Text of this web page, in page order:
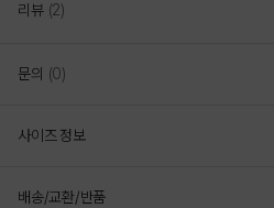
리뷰 (2)
문의 (0)
사이즈 정보
배송/교환/반품